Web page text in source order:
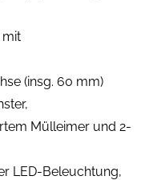
mit
(insg. 60 mm)
Mülleimer und 2-
LED-Beleuchtung,